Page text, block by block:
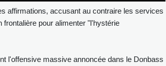
affirmations, accusant au contraire les services
pour alimenter "l'hystérie
l'offensive massive annoncée dans le Donbass